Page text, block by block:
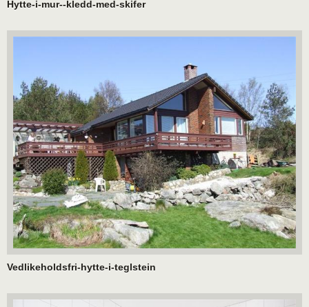
Hytte-i-mur--kledd-med-skifer
Vedlikeholdsfri-hytte-i-teglstein